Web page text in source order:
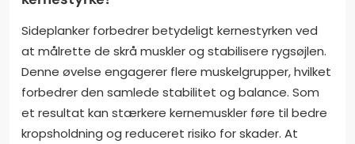
Sideplanker forbedrer betydeligt kernestyrken ved
at målrette de skrå muskler og stabilisere rygsøjlen.
Denne øvelse engagerer flere muskelgrupper, hvilket
forbedrer den samlede stabilitet og balance. Som
et resultat kan stærkere kernemuskler føre til bedre
kropsholdning og reduceret risiko for skader. At